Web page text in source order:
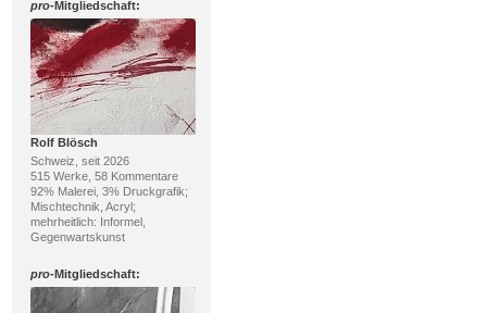
pro-Mitgliedschaft:
Rolf Blösch
Schweiz, seit 2026
515 Werke, 58 Kommentare
92% Malerei, 3% Druckgrafik;
Mischtechnik, Acryl;
mehrheitlich: Informel,
Gegenwartskunst
pro-Mitgliedschaft: